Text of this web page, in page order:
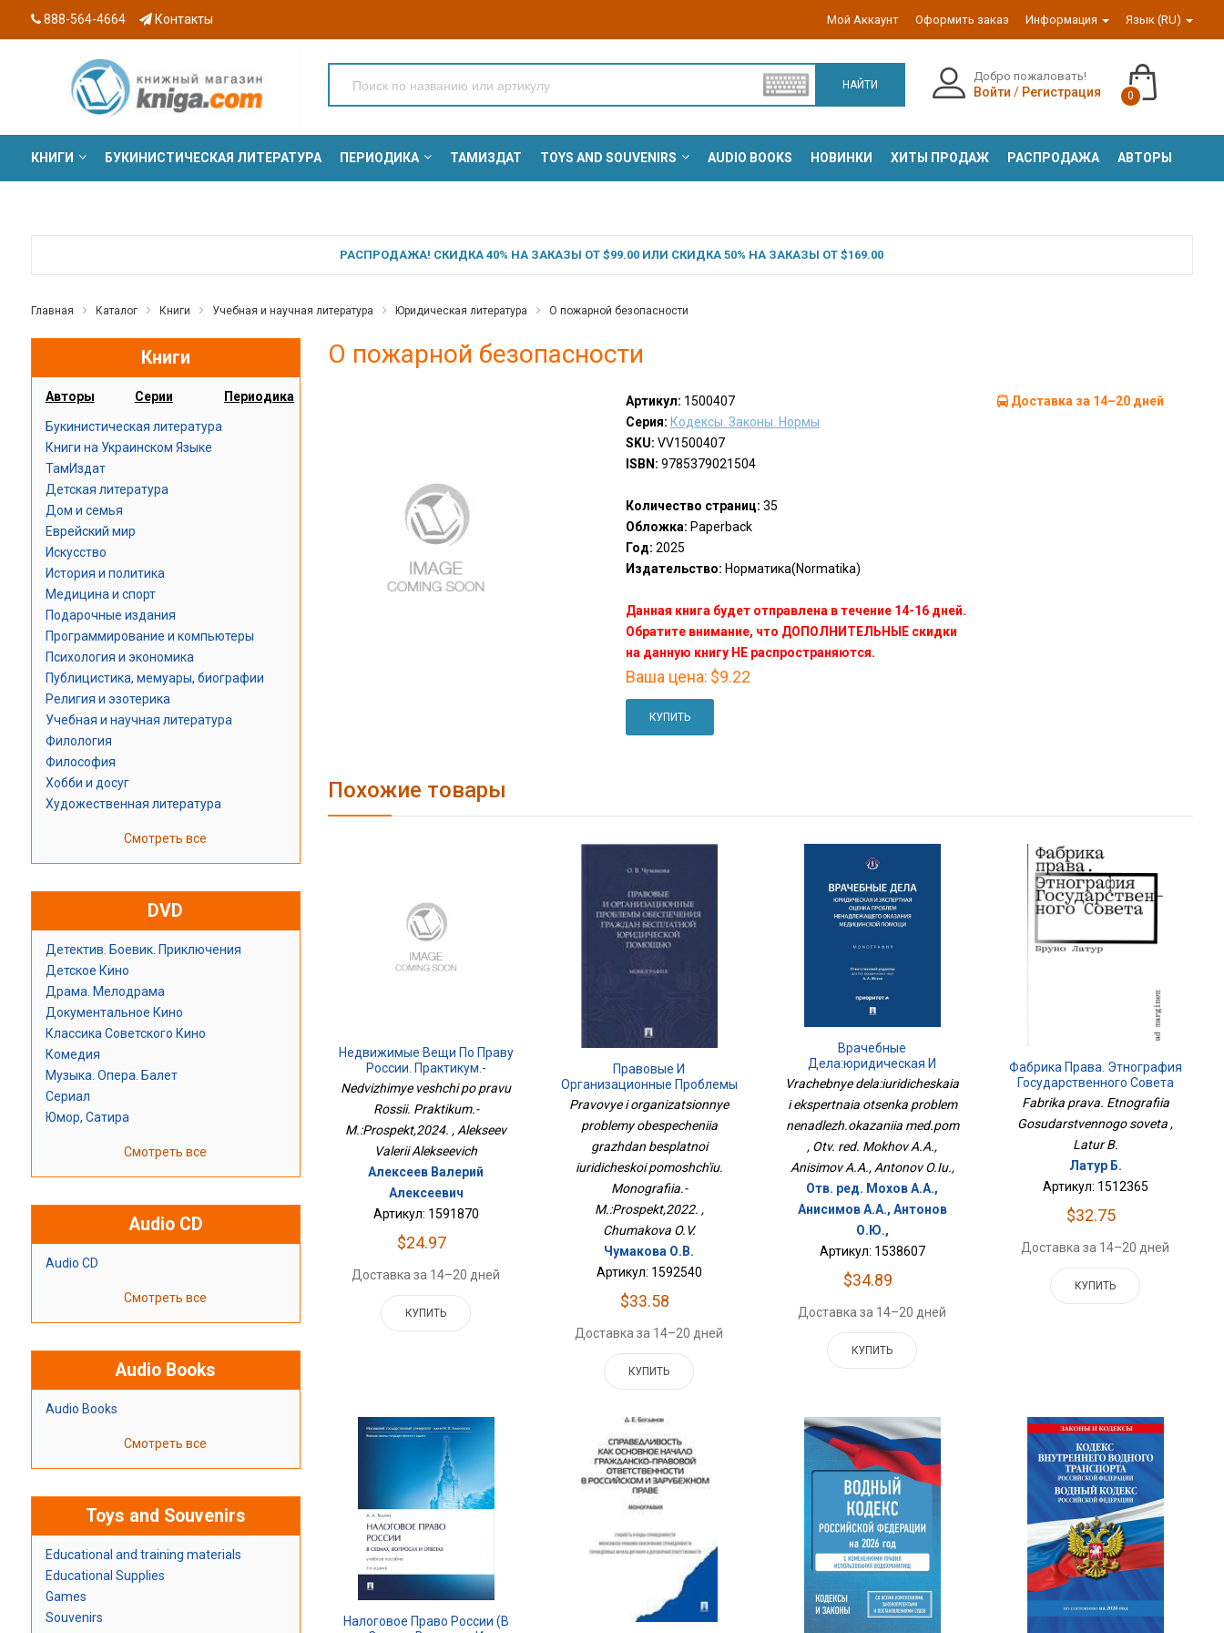
888-564-4664 Контакты Мой Аккаунт Оформить заказ Информация Язык (RU)
НАЙТИ
Добро пожаловать!
Войти / Регистрация 0
КНИГИ БУКИНИСТИЧЕСКАЯ ЛИТЕРАТУРА ПЕРИОДИКА ТАМИЗДАТ TOYS AND SOUVENIRS AUDIO BOOKS НОВИНКИ ХИТЫ ПРОДАЖ РАСПРОДАЖА АВТОРЫ
РАСПРОДАЖА! СКИДКА 40% НА ЗАКАЗЫ ОТ $99.00 ИЛИ СКИДКА 50% НА ЗАКАЗЫ ОТ $169.00
Главная Каталог Книги Учебная и научная литература Юридическая литература О пожарной безопасности
Книги
Авторы Серии Периодика
Букинистическая литература
Книги на Украинском Языке
ТамИздат
Детская литература
Дом и семья
Еврейский мир
Искусство
История и политика
Медицина и спорт
Подарочные издания
Программирование и компьютеры
Психология и экономика
Публицистика, мемуары, биографии
Религия и эзотерика
Учебная и научная литература
Филология
Философия
Хобби и досуг
Художественная литература
Смотреть все
DVD
Детектив. Боевик. Приключения
Детское Кино
Драма. Мелодрама
Документальное Кино
Классика Советского Кино
Комедия
Музыка. Опера. Балет
Сериал
Юмор, Сатира
Смотреть все
Audio CD
Audio CD
Смотреть все
Audio Books
Audio Books
Смотреть все
Toys and Souvenirs
Educational and training materials
Educational Supplies
Games
Souvenirs
О пожарной безопасности
Артикул: 1500407
Серия: Кодексы. Законы. Нормы
SKU: VV1500407
ISBN: 9785379021504
Количество страниц: 35
Обложка: Paperback
Год: 2025
Издательство: Норматика(Normatika)
Данная книга будет отправлена в течение 14-16 дней.
Обратите внимание, что ДОПОЛНИТЕЛЬНЫЕ скидки
на данную книгу НЕ распространяются.
Ваша цена: $9.22
КУПИТЬ
Доставка за 14–20 дней
Похожие товары
Недвижимые Вещи По Праву
России. Практикум.-
М.:Проспект,2024.
Nedvizhimye veshchi po pravu
Rossii. Praktikum.-
M.:Prospekt,2024. , Alekseev
Valerii Alekseevich
Алексеев Валерий
Алексеевич
Артикул: 1591870
$24.97
Доставка за 14–20 дней
КУПИТЬ
Правовые И
Организационные Проблемы
Обеспечения Граждан
Бесплатной Юридической
Помощью. Монография.-
М.:Проспект,2022.
Pravovye i organizatsionnye
problemy obespecheniia
grazhdan besplatnoi
iuridicheskoi pomoshch'iu.
Monografiia.-
M.:Prospekt,2022. ,
Chumakova O.V.
Чумакова О.В.
Артикул: 1592540
$33.58
Доставка за 14–20 дней
КУПИТЬ
Врачебные
Дела:юридическая И
Экспертная Оценка Проблем
Ненадлеж.оказания
Мед.пом
Vrachebnye dela:iuridicheskaia
i ekspertnaia otsenka problem
nenadlezh.okazaniia med.pom
, Otv. red. Mokhov A.A.,
Anisimov A.A., Antonov O.Iu.,
Отв. ред. Мохов А.А.,
Анисимов А.А., Антонов
О.Ю.,
Артикул: 1538607
$34.89
Доставка за 14–20 дней
КУПИТЬ
Фабрика Права. Этнография
Государственного Совета
Fabrika prava. Etnografiia
Gosudarstvennogo soveta ,
Latur B.
Латур Б.
Артикул: 1512365
$32.75
Доставка за 14–20 дней
КУПИТЬ
Налоговое Право России (в